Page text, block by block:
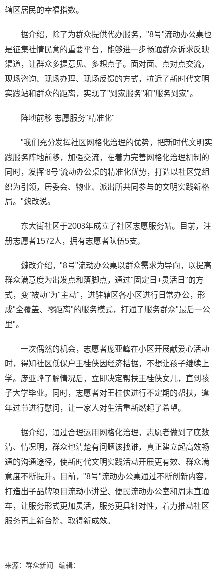
辖区居民的幸福指数。
据介绍，除了为群众提供代办服务，"8号"流动办公桌也
是征集社情民意的重要平台，能够进一步畅通群众诉求反映
渠道，让群众多提意见、多想点子。面对面、点对点交流，
现场咨询、现场办理、现场反馈的方式，拉近了新时代文明
实践站和群众的距离，实现了"到家服务"和"服务到家"。
阵地前移 志愿服务"精准化"
"我们充分发挥社区网格化治理的优势，把新时代文明实
践服务阵地前移，加强交流，在着力完善网格化治理机制的
同时，发挥‘8号’流动办公桌的精准化优势，打造以社区党组
织为引领，居委会、物业、派出所共同参与的文明实践新格
局。"魏改说。
东大街社区于2003年成立了社区志愿服务站。目前，注
册志愿者1572人，拥有志愿者队伍5支。
魏改介绍，"8号"流动办公桌以群众需求为导向，以提高
群众满意度为出发点和落脚点，通过"固定日+灵活日"的方
式，变"被动"为"主动"，进驻辖区各小区进行日常办公，形
成"全覆盖、零距离"的服务模式，打通了服务群众"最后一公
里"。
一次偶然的机会，志愿者庞亚峰在小区开展献爱心活动
时，得知社区低保户王桂侠因经济拮据，不想让孩子继续上
学。庞亚峰了解情况后，立即决定帮扶王桂侠女儿，直到孩
子大学毕业。同时，志愿者对王桂侠进行不定期的帮扶，逢
年过节进行慰问，让一家人对生活重新燃起了希望。
据介绍，通过合理运用网格化治理，志愿者做到了底数
清、情况明，群众也清楚有问题该找谁，真正建立起高效畅
通的沟通途径，使新时代文明实践活动开展更有效、群众满
意度不断提升。目前，"8号"流动办公桌通过不断创新内容，
打造出子品牌项目流动小讲堂、便民流动办公室和周末直通
车，让服务形式更加灵活，服务更具针对性，着力推动社区
服务再上新台阶、取得新成效。
来源：群众新闻 编辑：